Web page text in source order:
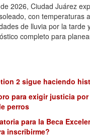
2026, Ciudad Juárez
con temperaturas
de lluvia por la tarde
completo para
2 sigue haciendo
para exigir justicia
perros
para la Beca
inscribirme?